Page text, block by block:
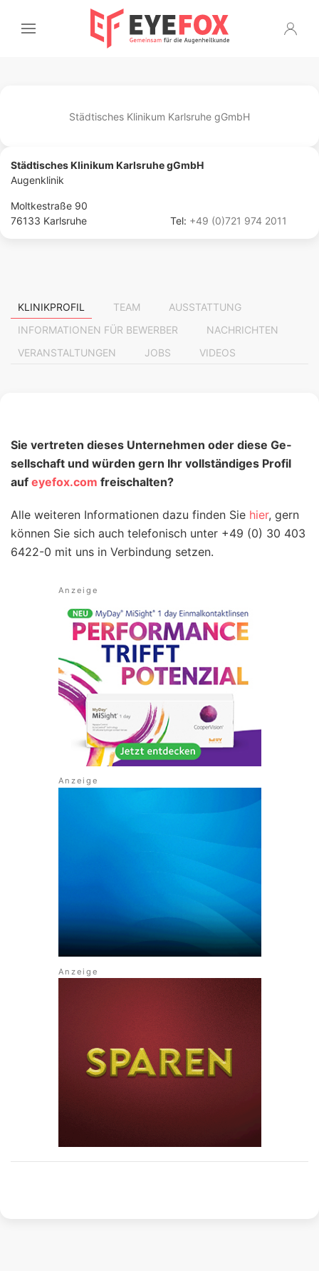
Städtisches Klinikum Karlsruhe gGmbH
Städtisches Klinikum Karlsruhe gGmbH
Augenklinik
Moltkestraße 90
76133 Karlsruhe
Tel: +49 (0)721 974 2011
KLINIKPROFIL TEAM
AUSSTATTUNG
INFORMATIONEN FÜR BEWERBER
NACHRICHTEN
VERANSTALTUNGEN
JOBS VIDEOS
Sie vertreten die­ses Unter­nehmen oder diese Ge­
sell­schaft und würden gern Ihr voll­ständiges Profil
auf eyefox.com freischalten?
Alle weiteren Infor­mati­onen dazu finden Sie hier, gern
können Sie sich auch tele­fonisch unter +49 (0) 30 403
6422-0 mit uns in Ver­bindung setzen.